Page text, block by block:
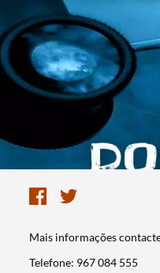
Mais informações
Telefone: 967 084 555